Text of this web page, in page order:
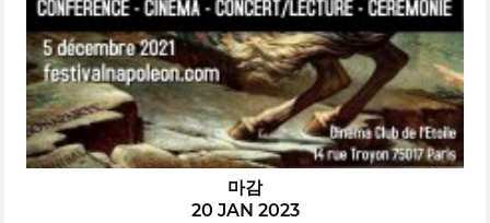
마감
20 JAN 2023